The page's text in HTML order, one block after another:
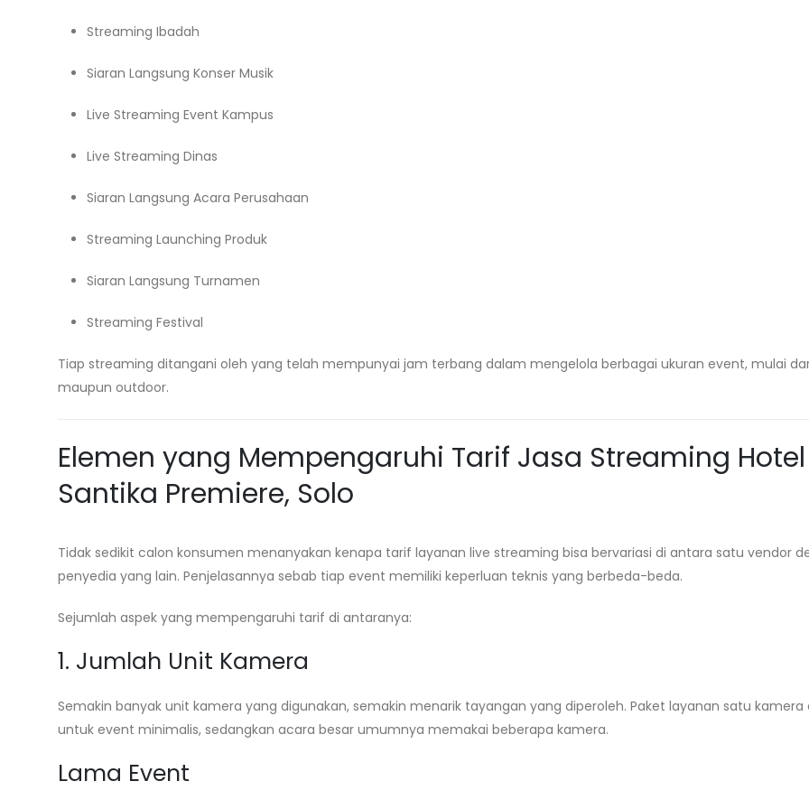
Streaming Ibadah
Siaran Langsung Konser Musik
Live Streaming Event Kampus
Live Streaming Dinas
Siaran Langsung Acara Perusahaan
Streaming Launching Produk
Siaran Langsung Turnamen
Streaming Festival
Tiap streaming ditangani oleh yang telah mempunyai jam terbang dalam mengelola berbagai ukuran event, mulai
maupun outdoor.
Elemen yang Mempengaruhi Tarif Jasa Streaming Hotel
Santika Premiere, Solo
Tidak sedikit calon konsumen menanyakan kenapa tarif layanan live streaming bisa bervariasi di antara satu vendor
penyedia yang lain. Penjelasannya sebab tiap event memiliki keperluan teknis yang berbeda-beda.
Sejumlah aspek yang mempengaruhi tarif di antaranya:
1. Jumlah Unit Kamera
Semakin banyak unit kamera yang digunakan, semakin menarik tayangan yang diperoleh. Paket layanan satu kamera
untuk event minimalis, sedangkan acara besar umumnya memakai beberapa kamera.
Lama Event